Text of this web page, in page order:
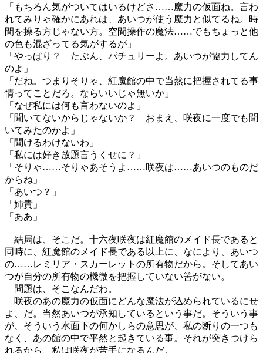
「もちろん気がついてはいるけどさ……魔力の仮面ね。言わ
れてみりゃ確かにあれは、あいつが使う魔力と似てるね。時
間を操る方じゃない方。空間操作の魔法……でもちょっと他
の色も混ざってる気がするが」
「やっぱり？ たぶん、パチュリーよ。あいつが協力してん
のよ」
「だね。つまりそりゃ、紅魔館の中で当然に把握されてる事
情ってことだろ。ならいいじゃ無いか」
「なぜ私には何も言わないのよ」
「聞いてないからじゃないか？ おまえ、咲夜に一度でも聞
いてみたのかよ」
「聞けるわけないわ」
「私には好き放題言うくせに？」
「そりゃ……そりゃあそうよ……咲夜は……あいつのものだ
からね」
「あいつ？」
「姉貴」
「ああ」
結局は、そこだ。十六夜咲夜は紅魔館のメイド長であると
同時に、紅魔館のメイド長である以上に、なにより、あいつ
の……レミリア・スカーレットの所有物だから。そしてあい
つが自分の所有物の機微を把握していない筈がない。
問題は、そこなんだわ。
咲夜のあの魔力の仮面にどんな魔法が込められているにせ
よ、だ。当然あいつが承知しているという事だ。そういう事
が、そういう水面下の何かしらの意思が、私の断りの一つも
なく、あの館の中で平然と起きている事。それが突きつけら
れるから、私は咲夜が苦手になるんだ。